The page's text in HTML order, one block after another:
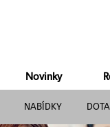
Novinky
NABÍDKY